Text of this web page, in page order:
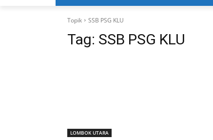
Topik SSB PSG KLU
Tag: SSB PSG KLU
LOMBOK UTARA